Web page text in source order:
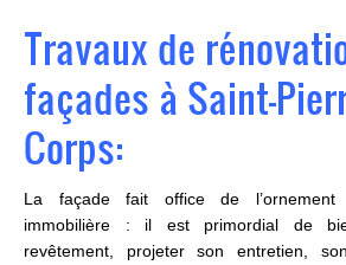
Travaux de
façades à Saint-
Corps:
La façade fait office de
immobilière : il est primordial de
revêtement, projeter son entretien,